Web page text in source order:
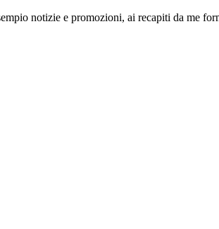
notizie e promozioni, ai recapiti da me